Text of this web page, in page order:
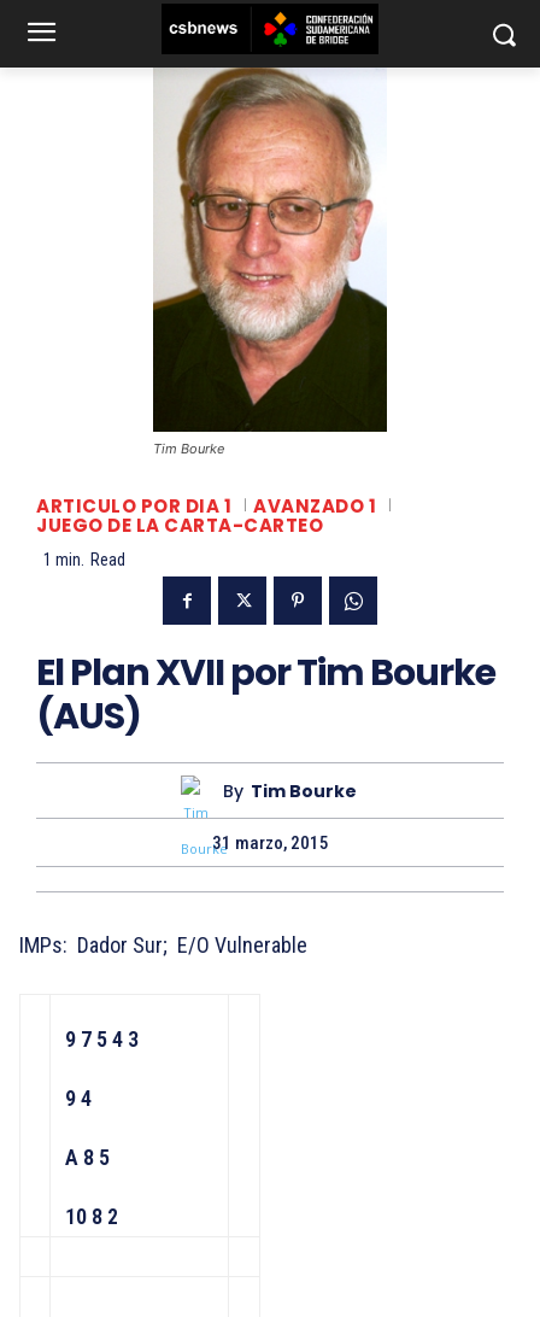
Tim Bourke
ARTICULO POR DIA 1 AVANZADO 1
JUEGO DE LA CARTA-CARTEO
1 min. Read
El Plan XVII por Tim Bourke
(AUS)
By Tim Bourke
31 marzo, 2015
IMPs: Dador Sur; E/O Vulnerable
9 7 5 4 3
9 4
A 8 5
10 8 2